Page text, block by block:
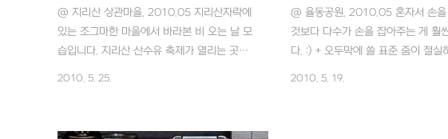
@ 지리산 상관마을, 2010.05 지리산자락에
있는 조그마한 마을에서 바라본 비 오는 날 모
습입니다. 지리산 산수유 축제가 열리는 곳이
2010. 5. 25.
@ 율동공원, 2010.05 혼자서 손을
것보다 다수가 손을 잡아주는 게 훨
다. :) + 오두막에 쓸 표준 줌이 절실
2010. 5. 19.